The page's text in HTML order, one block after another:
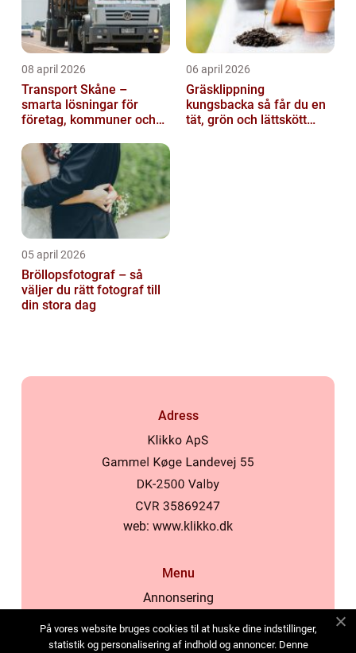
08 april 2026
Transport Skåne –
smarta lösningar för
företag, kommuner och
06 april 2026
Gräsklippning
kungsbacka så får du en
tät, grön och lättskött
05 april 2026
Bröllopsfotograf – så
väljer du rätt fotograf till
din stora dag
Adress
web: www.klikko.dk
Menu
Annonsering
Cookies
På vores website bruges cookies til at huske dine indstillinger,
statistik og personalisering af indhold og annoncer. Denne